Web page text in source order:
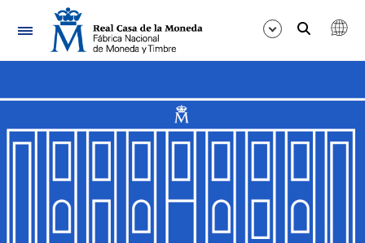
Navigation
Show/Hide
Show/Hide
Show/Hide